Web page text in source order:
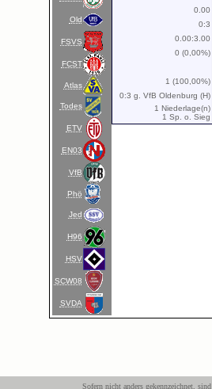
Old
FSVS
FCST
Atlas
Todes
ETV
EN03
VfB
Phö
Jed
H96
HSV
SCW08
SVDA
0.00
0:3
0.00:3.00
0 (0,00%)
1 (100,00%)
0:3 g. VfB Oldenburg (H)
1 Niederlage(n)
1 Sp. o. Sieg
Sofern nicht anders gekennzeichnet,